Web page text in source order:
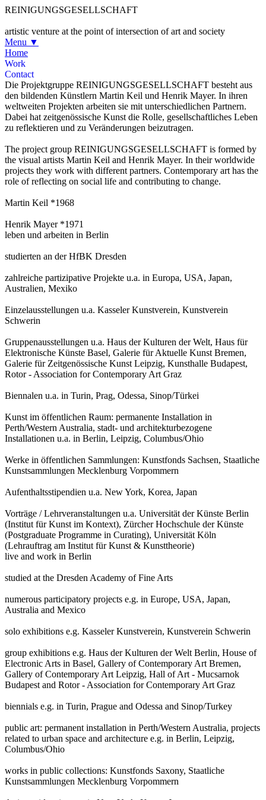
REINIGUNGSGESELLSCHAFT
artistic venture at the point of intersection of art and society
Menu ▼
Home
Work
Contact
Die Projektgruppe REINIGUNGSGESELLSCHAFT besteht aus
den bildenden Künstlern Martin Keil und Henrik Mayer. In ihren
weltweiten Projekten arbeiten sie mit unterschiedlichen Partnern.
Dabei hat zeitgenössische Kunst die Rolle, gesellschaftliches Leben
zu reflektieren und zu Veränderungen beizutragen.
The project group REINIGUNGSGESELLSCHAFT is formed by
the visual artists Martin Keil and Henrik Mayer. In their worldwide
projects they work with different partners. Contemporary art has the
role of reflecting on social life and contributing to change.
Martin Keil *1968
Henrik Mayer *1971
leben und arbeiten in Berlin
studierten an der HfBK Dresden
zahlreiche partizipative Projekte u.a. in Europa, USA, Japan,
Australien, Mexiko
Einzelausstellungen u.a. Kasseler Kunstverein, Kunstverein
Schwerin
Gruppenausstellungen u.a. Haus der Kulturen der Welt, Haus für
Elektronische Künste Basel, Galerie für Aktuelle Kunst Bremen,
Galerie für Zeitgenössische Kunst Leipzig, Kunsthalle Budapest,
Rotor - Association for Contemporary Art Graz
Biennalen u.a. in Turin, Prag, Odessa, Sinop/Türkei
Kunst im öffentlichen Raum: permanente Installation in
Perth/Western Australia, stadt- und architekturbezogene
Installationen u.a. in Berlin, Leipzig, Columbus/Ohio
Werke in öffentlichen Sammlungen: Kunstfonds Sachsen, Staatliche
Kunstsammlungen Mecklenburg Vorpommern
Aufenthaltsstipendien u.a. New York, Korea, Japan
Vorträge / Lehrveranstaltungen u.a. Universität der Künste Berlin
(Institut für Kunst im Kontext), Zürcher Hochschule der Künste
(Postgraduate Programme in Curating), Universität Köln
(Lehrauftrag am Institut für Kunst & Kunsttheorie)
live and work in Berlin
studied at the Dresden Academy of Fine Arts
numerous participatory projects e.g. in Europe, USA, Japan,
Australia and Mexico
solo exhibitions e.g. Kasseler Kunstverein, Kunstverein Schwerin
group exhibitions e.g. Haus der Kulturen der Welt Berlin, House of
Electronic Arts in Basel, Gallery of Contemporary Art Bremen,
Gallery of Contemporary Art Leipzig, Hall of Art - Mucsarnok
Budapest and Rotor - Association for Contemporary Art Graz
biennials e.g. in Turin, Prague and Odessa and Sinop/Turkey
public art: permanent installation in Perth/Western Australia, projects
related to urban space and architecture e.g. in Berlin, Leipzig,
Columbus/Ohio
works in public collections: Kunstfonds Saxony, Staatliche
Kunstsammlungen Mecklenburg Vorpommern